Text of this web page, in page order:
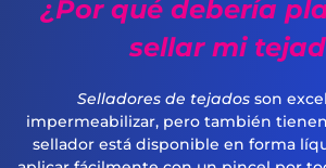
¿Por qué debería
sellar mi
Selladores de tejadosson
impermeabilizar, pero también tienen
sellador está disponible en forma